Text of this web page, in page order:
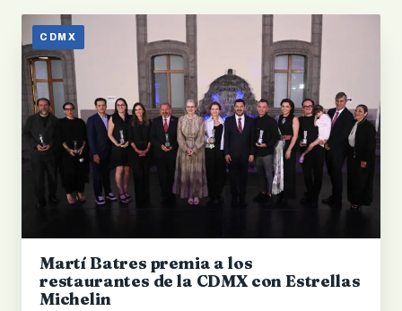
CDMX
Martí Batres premia a los
restaurantes de la CDMX con Estrellas
Michelin